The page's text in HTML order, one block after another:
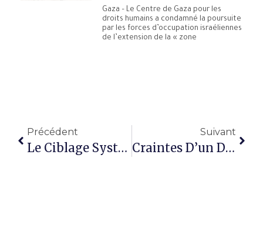
Gaza – Le Centre de Gaza pour les
droits humains a condamné la poursuite
par les forces d’occupation israéliennes
de l’extension de la « zone
Précédent
Le Ciblage Systématique Par Israël Des Éléments De La Police Et De La Sécurité À Gaza Constitue Une Préparation Organisée À La Propagation Du Chaos Et De L’anarchie.
Suivant
Craintes D’un Déplacement Forcé « Doux » À Gaza Sous Couvert De « Facilitations De Voyage », Alors Que Des Milliers De Patients Sont Privés De Traitement